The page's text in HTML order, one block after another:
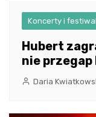
Koncerty i
Hubert
nie
Daria